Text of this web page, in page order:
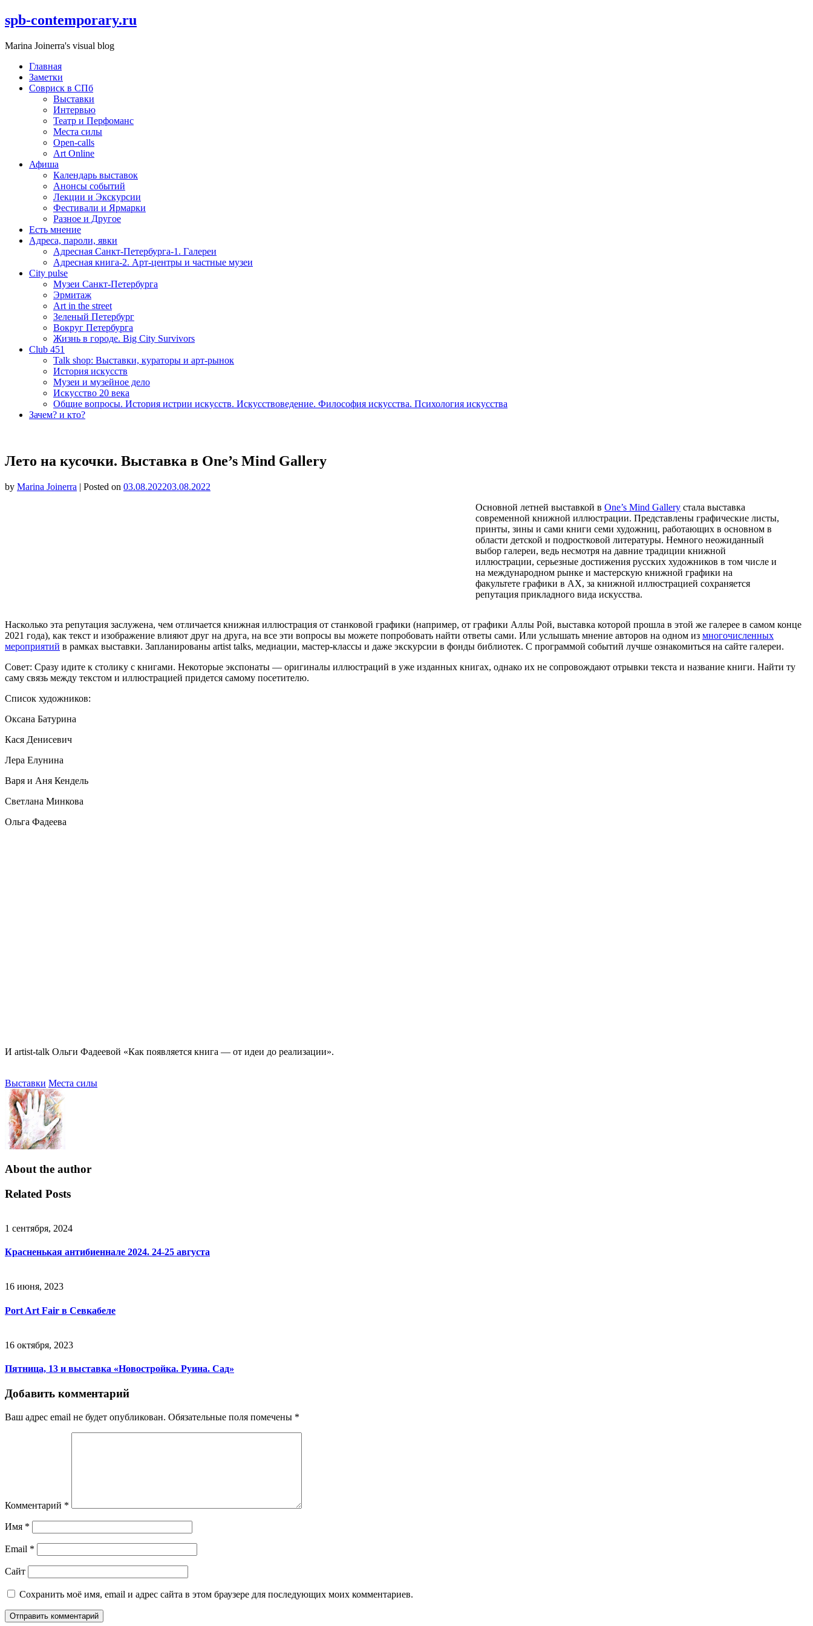
Skip
to
spb-contemporary.ru
Marina Joinerra's visual blog
Главная
Заметки
Совриск в СПб
Выставки
Интервью
Театр и Перфоманс
Места силы
Open-calls
Art Online
Афиша
Календарь выставок
Анонсы событий
Лекции и Экскурсии
Фестивали и Ярмарки
Разное и Другое
Есть мнение
Адреса, пароли, явки
Адресная Санкт-Петербурга-1. Галереи
Адресная книга-2. Арт-центры и частные музеи
City pulse
Музеи Санкт-Петербурга
Эрмитаж
Art in the street
Зеленый Петербург
Вокруг Петербурга
Жизнь в городе. Big City Survivors
Club 451
Talk shop: Выставки, кураторы и арт-рынок
История искусств
Музеи и музейное дело
Искусство 20 века
Общие вопросы. История истрии искусств. Искусствоведение. Философия искусства. Психология искусства
Зачем? и кто?
Лето на кусочки. Выставка в One’s Mind Gallery
by Marina Joinerra | Posted on 03.08.202203.08.2022
Основной летней выставкой вOne’s Mind Gallery стала выставка
современной книжной иллюстрации. Представлены графические листы,
принты, зины и сами книги семи художниц, работающих в основном в
области детской и подростковой литературы. Немного неожиданный
выбор галереи, ведь несмотря на давние традиции книжной
иллюстрации, серьезные достижения русских художников в том числе и
на международном рынке и мастерскую книжной графики на
факультете графики в АХ, за книжной иллюстрацией сохраняется
репутация прикладного вида искусства.
Насколько эта репутация заслужена, чем отличается книжная иллюстрация от станковой графики (например, от графики Аллы Рой, выставка которой прошла в этой же галерее в самом конце
2021 года), как текст и изображение влияют друг на друга, на все эти вопросы вы можете попробовать найти ответы сами. Или услышать мнение авторов на одном из многочисленных
мероприятий в рамках выставки. Запланированы artist talks, медиации, мастер-классы и даже экскурсии в фонды библиотек. С программой событий лучше ознакомиться на сайте галереи.
Совет: Сразу идите к столику с книгами. Некоторые экспонаты — оригиналы иллюстраций в уже изданных книгах, однако их не сопровождают отрывки текста и название книги. Найти ту
саму связь между текстом и иллюстрацией придется самому посетителю.
Список художников:
Оксана Батурина
Кася Денисевич
Лера Елунина
Варя и Аня Кендель
Светлана Минкова
Ольга Фадеева
И artist-talk Ольги Фадеевой «Как появляется книга — от идеи до реализации».
Выставки Места силы
About the author
Related Posts
1 сентября, 2024
Красненькая антибиеннале 2024. 24-25 августа
16 июня, 2023
Port Art Fair в Севкабеле
16 октября, 2023
Пятница, 13 и выставка «Новостройка. Руина. Сад»
Добавить комментарий
Ваш адрес email не будет опубликован. Обязательные поля помечены *
Комментарий *
Имя *
Email *
Сайт
Сохранить моё имя, email и адрес сайта в этом браузере для последующих моих комментариев.